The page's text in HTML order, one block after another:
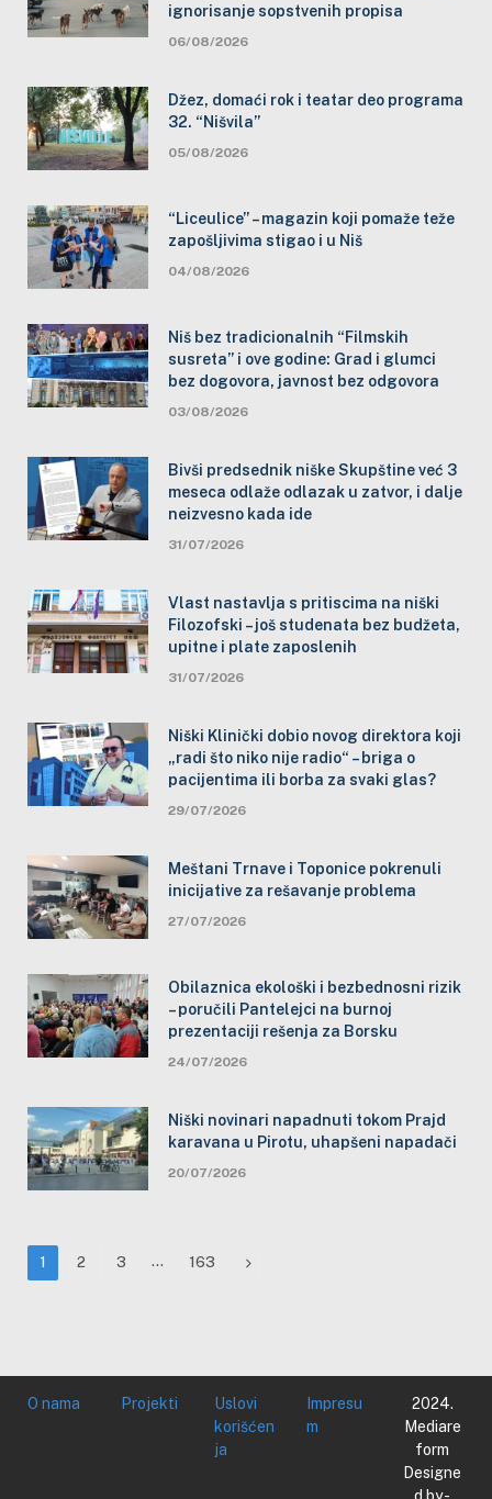
ignorisanje sopstvenih propisa
06/08/2026
Džez, domaći rok i teatar deo programa
32. “Nišvila”
05/08/2026
“Liceulice” – magazin koji pomaže teže
zapošljivima stigao i u Niš
04/08/2026
Niš bez tradicionalnih “Filmskih
susreta” i ove godine: Grad i glumci
bez dogovora, javnost bez odgovora
03/08/2026
Bivši predsednik niške Skupštine već 3
meseca odlaže odlazak u zatvor, i dalje
neizvesno kada ide
31/07/2026
Vlast nastavlja s pritiscima na niški
Filozofski – još studenata bez budžeta,
upitne i plate zaposlenih
31/07/2026
Niški Klinički dobio novog direktora koji
„radi što niko nije radio“ – briga o
pacijentima ili borba za svaki glas?
29/07/2026
Meštani Trnave i Toponice pokrenuli
inicijative za rešavanje problema
27/07/2026
Obilaznica ekološki i bezbednosni rizik
– poručili Pantelejci na burnoj
prezentaciji rešenja za Borsku
24/07/2026
Niški novinari napadnuti tokom Prajd
karavana u Pirotu, uhapšeni napadači
20/07/2026
1 2 3 … 163 Next
O nama Projekti
Uslovi
korišćen
ja
Impresu
m
2024.
Mediare
form
Designe
d by -